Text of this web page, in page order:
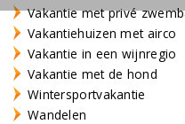
Vakantie met privé
Vakantiehuizen met airco
Vakantie in een wijnregio
Vakantie met de hond
Wintersportvakantie
Wandelen